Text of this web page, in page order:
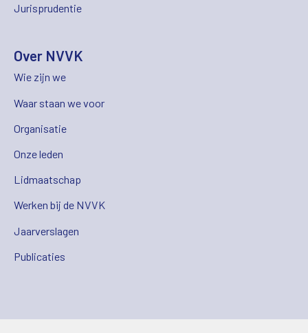
Jurisprudentie
Over NVVK
Wie zijn we
Waar staan we voor
Organisatie
Onze leden
Lidmaatschap
Werken bij de NVVK
Jaarverslagen
Publicaties